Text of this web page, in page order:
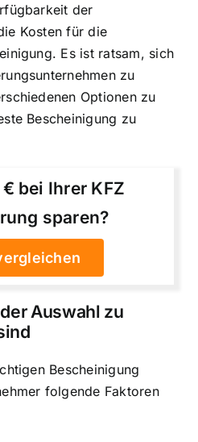
der
Kosten für die
Es ist ratsam, sich
zu
Optionen zu
Bescheinigung zu
bei Ihrer KFZ
sparen?
Auswahl zu
Bescheinigung
folgende Faktoren